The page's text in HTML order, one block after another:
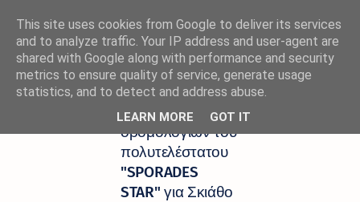
Αρχική σελίδα ΑΚΤΟΠΛΟΙΑ
SEAJETS: Έναρξη
δρομολογίων του
πολυτελέστατου
"SPORADES
STAR" για Σκιάθο
This site uses cookies from Google to deliver its services
and to analyze traffic. Your IP address and user-agent are
shared with Google along with performance and security
metrics to ensure quality of service, generate usage
statistics, and to detect and address abuse.
LEARN MORE GOT IT